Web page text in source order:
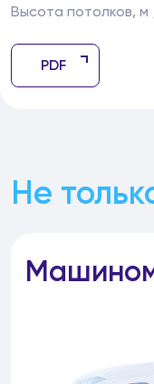
Высота потолков, м
PDF
Не